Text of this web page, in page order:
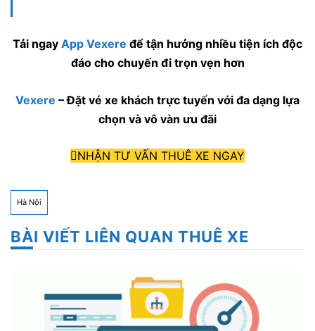
Tải ngay App Vexere để tận hưởng nhiều tiện ích độc
đáo cho chuyến đi trọn vẹn hơn
Vexere – Đặt vé xe khách trực tuyến với đa dạng lựa
chọn và vô vàn ưu đãi
NHẬN TƯ VẤN THUÊ XE NGAY
Hà Nội
BÀI VIẾT LIÊN QUAN THUÊ XE